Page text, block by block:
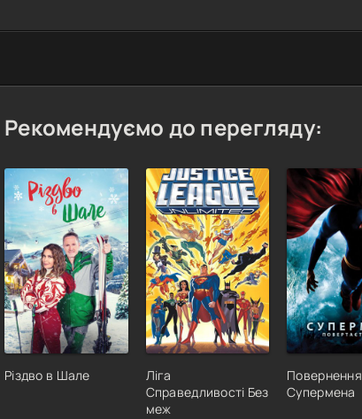
Рекомендуємо до перегляду:
Різдво в Шале
Ліга
Справедливості Без
меж
Повернення
Супермена